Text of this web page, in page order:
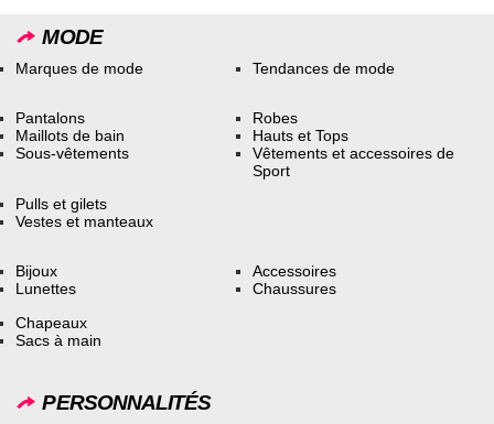
MODE
Marques de mode Tendances de mode
Pantalons
Maillots de bain
Sous-vêtements
Robes
Hauts et Tops
Vêtements et accessoires de
Sport
Pulls et gilets
Vestes et manteaux
Bijoux
Lunettes
Accessoires
Chaussures
Chapeaux
Sacs à main
PERSONNALITÉS